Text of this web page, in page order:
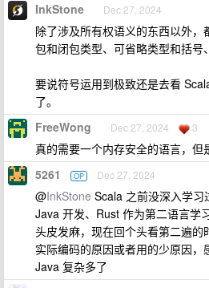
InkStone Dec 27, 2024
除了涉及所有权语义的东西以外
包和闭包类型、可省略类型和括号
要说符号运用到极致还是去看
了。
FreeWong Dec 27, 2024 3
真的需要一个内存安全的语言，但
5261 OP Dec 27, 2024
@InkStone Scala 之前没深入学
Java 开发、Rust 作为第二语言学
头皮发麻，现在回个头看第二遍
实际编码的原因或者用的少原因
Java 复杂多了